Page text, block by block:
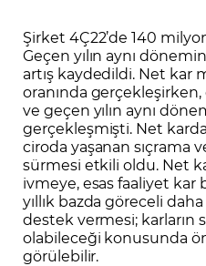
Şirket 4Ç22’de 140
Geçen yılın aynı
artış kaydedildi. Net kar
oranında
ve geçen yılın aynı
gerçekleşmişti. Net
ciroda yaşanan sıçrama
sürmesi etkili oldu. Net
ivmeye, esas faaliyet kar
yıllık bazda göreceli
destek vermesi; karların
olabileceği konusunda
görülebilir.